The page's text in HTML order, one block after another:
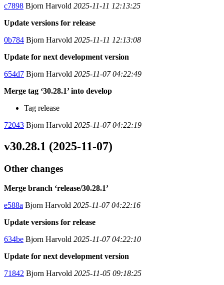
c7898 Bjorn Harvold 2025-11-11 12:13:25
Update versions for release
0b784 Bjorn Harvold 2025-11-11 12:13:08
Update for next development version
654d7 Bjorn Harvold 2025-11-07 04:22:49
Merge tag ‘30.28.1’ into develop
Tag release
72043 Bjorn Harvold 2025-11-07 04:22:19
v30.28.1 (2025-11-07)
Other changes
Merge branch ‘release/30.28.1’
e588a Bjorn Harvold 2025-11-07 04:22:16
Update versions for release
634be Bjorn Harvold 2025-11-07 04:22:10
Update for next development version
71842 Bjorn Harvold 2025-11-05 09:18:25